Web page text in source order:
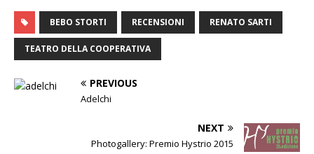
BEBO STORTI RECENSIONI RENATO SARTI
TEATRO DELLA COOPERATIVA
PREVIOUS
Adelchi
NEXT
Photogallery: Premio Hystrio 2015